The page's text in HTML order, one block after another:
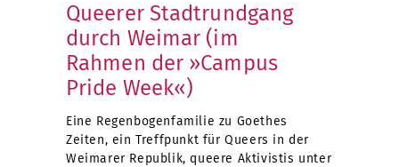
Queerer Stadtrundgang
durch Weimar (im
Rahmen der »Campus
Pride Week«)
Eine Regenbogenfamilie zu Goethes
Zeiten, ein Treffpunkt für Queers in der
Weimarer Republik, queere Aktivistis unter